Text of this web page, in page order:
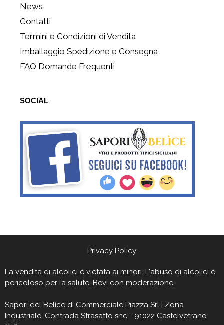
News
Contatti
Termini e Condizioni di Vendita
Imballaggio Spedizione e Consegna
FAQ Domande Frequenti
SOCIAL
Privacy Policy
La vendita di alcolici è vietata ai minori. L'abuso di alcolici è
pericoloso per la salute. Bevi con moderazione.
Sapori del Belìce di Commerciale Piazza Srl | Zona
Industriale, Contrada Strasatto snc - 91022 Castelvetrano